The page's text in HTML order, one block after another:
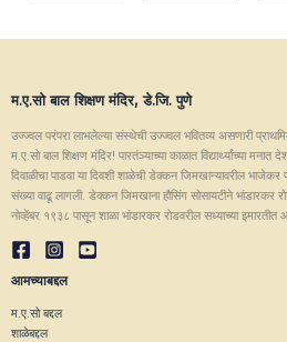
म.ए.सो बाल शिक्षण मंदिर, डे.जि. पुणे
उज्ज्वल परंपरा लाभलेल्या संस्थेची उज्ज्वल भवितव्य असणारी
म.ए.सो बाल शिक्षण मंदिर! पारतंञ्याच्या काळात विद्यार्थ्यांच्या
दिवाळीचा पाडवा या दिवशी शाळेची डेक्कन जिमखान्यावरील भाजेकर
संख्या वाढू लागली. डेक्कन जिमखाना हौसिंग सोसायटीने भांडारकर
नोव्हेंबर १९३८ पासून शाळा भांडारकर रोडवरील सध्याच्या इमारतीत
आमच्याबद्दल
म.ए.सो बद्दल
शाळेबद्दल